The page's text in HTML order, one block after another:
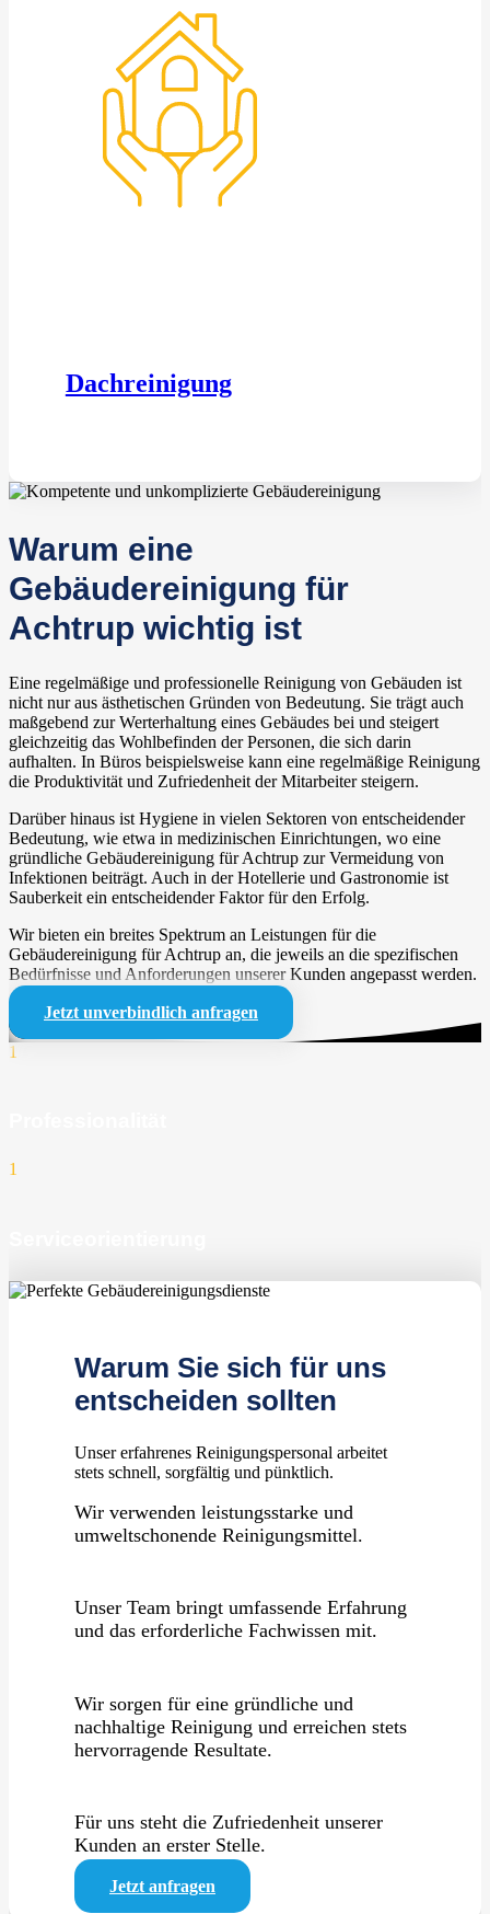
Dachreinigung
Warum eine
Gebäudereinigung für
Achtrup wichtig ist
Eine regelmäßige und professionelle Reinigung von Gebäuden ist
nicht nur aus ästhetischen Gründen von Bedeutung. Sie trägt auch
maßgebend zur Werterhaltung eines Gebäudes bei und steigert
gleichzeitig das Wohlbefinden der Personen, die sich darin
aufhalten. In Büros beispielsweise kann eine regelmäßige Reinigung
die Produktivität und Zufriedenheit der Mitarbeiter steigern.
Darüber hinaus ist Hygiene in vielen Sektoren von entscheidender
Bedeutung, wie etwa in medizinischen Einrichtungen, wo eine
gründliche Gebäudereinigung für Achtrup zur Vermeidung von
Infektionen beiträgt. Auch in der Hotellerie und Gastronomie ist
Sauberkeit ein entscheidender Faktor für den Erfolg.
Wir bieten ein breites Spektrum an Leistungen für die
Gebäudereinigung für Achtrup an, die jeweils an die spezifischen
Bedürfnisse und Anforderungen unserer Kunden angepasst werden.
Jetzt unverbindlich anfragen
1
1
1
zufriedene Kunden
Warum Sie sich für uns
entscheiden sollten
Unser erfahrenes Reinigungspersonal arbeitet
stets schnell, sorgfältig und pünktlich.
Wir verwenden leistungsstarke und
umweltschonende Reinigungsmittel.
Unser Team bringt umfassende Erfahrung
und das erforderliche Fachwissen mit.
Wir sorgen für eine gründliche und
nachhaltige Reinigung und erreichen stets
hervorragende Resultate.
Für uns steht die Zufriedenheit unserer
Kunden an erster Stelle.
Jetzt anfragen